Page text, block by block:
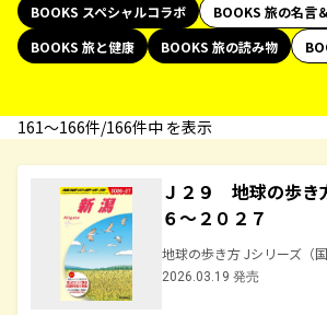
BOOKS スペシャルコラボ
BOOKS 旅の名言
BOOKS 旅と健康
BOOKS 旅の読み物
161〜166件/166件中 を表示
Ｊ２９ 地球の歩
６～２０２７
地球の歩き方 Jシリーズ（国
2026.03.19 発売